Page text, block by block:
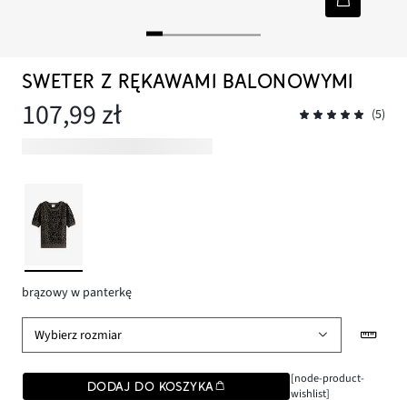
SWETER Z RĘKAWAMI BALONOWYMI
107,99 zł (5)
brązowy w panterkę
Wybierz rozmiar
DODAJ DO KOSZYKA
[node-product-
wishlist]